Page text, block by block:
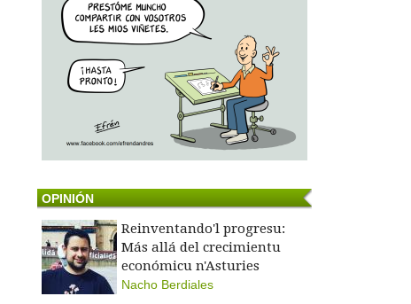
OPINIÓN
Reinventando'l progresu:
Más allá del crecimientu
económicu n'Asturies
Nacho Berdiales